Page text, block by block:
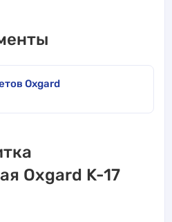
Oxgard
Oxgard K-17